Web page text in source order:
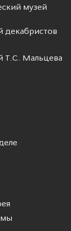
музей
декабристов
Т.С. Мальцева